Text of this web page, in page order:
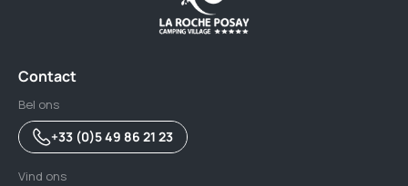
Contact
Bel ons
+33 (0)5 49 86 21 23
Vind ons